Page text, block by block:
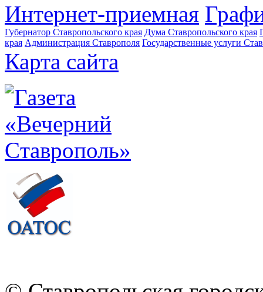
Интернет-приемная
Губернатор Ставропольского края Дума Ставропольского края
края Администрация Ставрополя Государственные услуги
Карта сайта